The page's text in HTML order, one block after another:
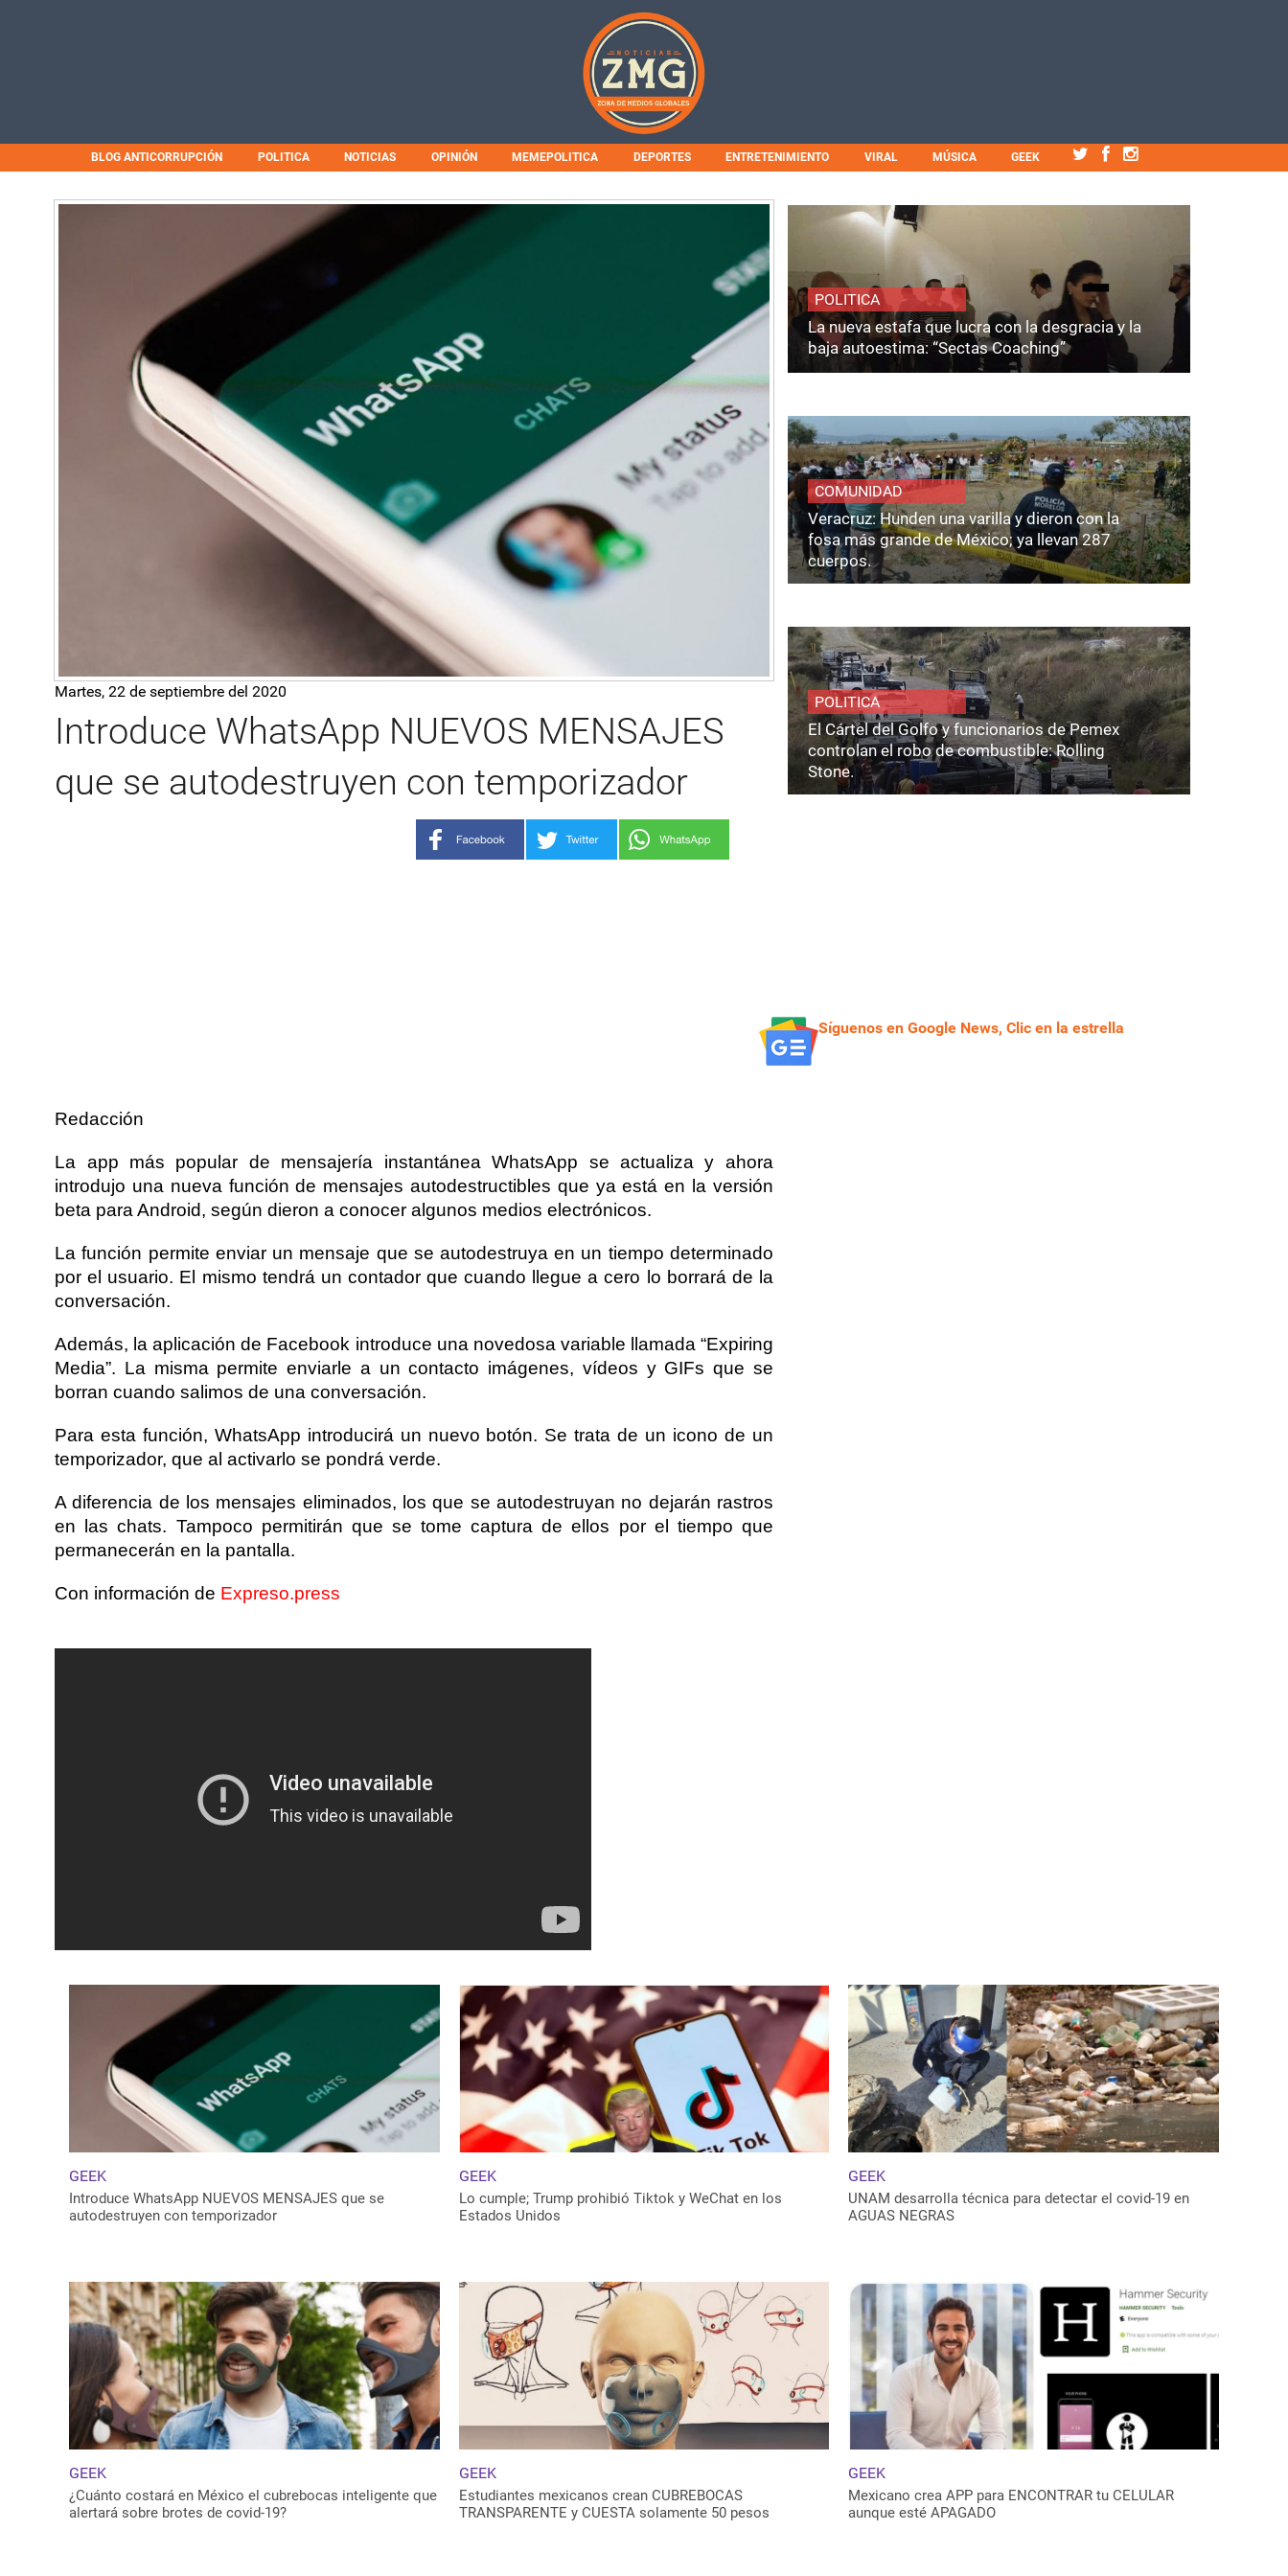
BLOG ANTICORRUPCIÓN POLITICA NOTICIAS OPINIÓN MEMEPOLITICA DEPORTES ENTRETENIMIENTO VIRAL MÚSICA GEEK
Martes, 22 de septiembre del 2020
Introduce WhatsApp NUEVOS MENSAJES
que se autodestruyen con temporizador
Redacción
La app más popular de mensajería instantánea WhatsApp se actualiza y ahora
introdujo una nueva función de mensajes autodestructibles que ya está en la versión
beta para Android, según dieron a conocer algunos medios electrónicos.
La función permite enviar un mensaje que se autodestruya en un tiempo determinado
por el usuario. El mismo tendrá un contador que cuando llegue a cero lo borrará de la
conversación.
Además, la aplicación de Facebook introduce una novedosa variable llamada “Expiring
Media”. La misma permite enviarle a un contacto imágenes, vídeos y GIFs que se
borran cuando salimos de una conversación.
Para esta función, WhatsApp introducirá un nuevo botón. Se trata de un icono de un
temporizador, que al activarlo se pondrá verde.
A diferencia de los mensajes eliminados, los que se autodestruyan no dejarán rastros
en las chats. Tampoco permitirán que se tome captura de ellos por el tiempo que
permanecerán en la pantalla.
Con información de Expreso.press
POLITICA
La nueva estafa que lucra con la desgracia y la
baja autoestima: “Sectas Coaching”
COMUNIDAD
Veracruz: Hunden una varilla y dieron con la
fosa más grande de México; ya llevan 287
cuerpos.
POLITICA
El Cártel del Golfo y funcionarios de Pemex
controlan el robo de combustible: Rolling
Stone.
Síguenos en Google News, Clic en la estrella
GEEK
Introduce WhatsApp NUEVOS MENSAJES que se
autodestruyen con temporizador
GEEK
Lo cumple; Trump prohibió Tiktok y WeChat en los
Estados Unidos
GEEK
UNAM desarrolla técnica para detectar el covid-19 en
AGUAS NEGRAS
GEEK
¿Cuánto costará en México el cubrebocas inteligente que
alertará sobre brotes de covid-19?
GEEK
Estudiantes mexicanos crean CUBREBOCAS
TRANSPARENTE y CUESTA solamente 50 pesos
GEEK
Mexicano crea APP para ENCONTRAR tu CELULAR
aunque esté APAGADO